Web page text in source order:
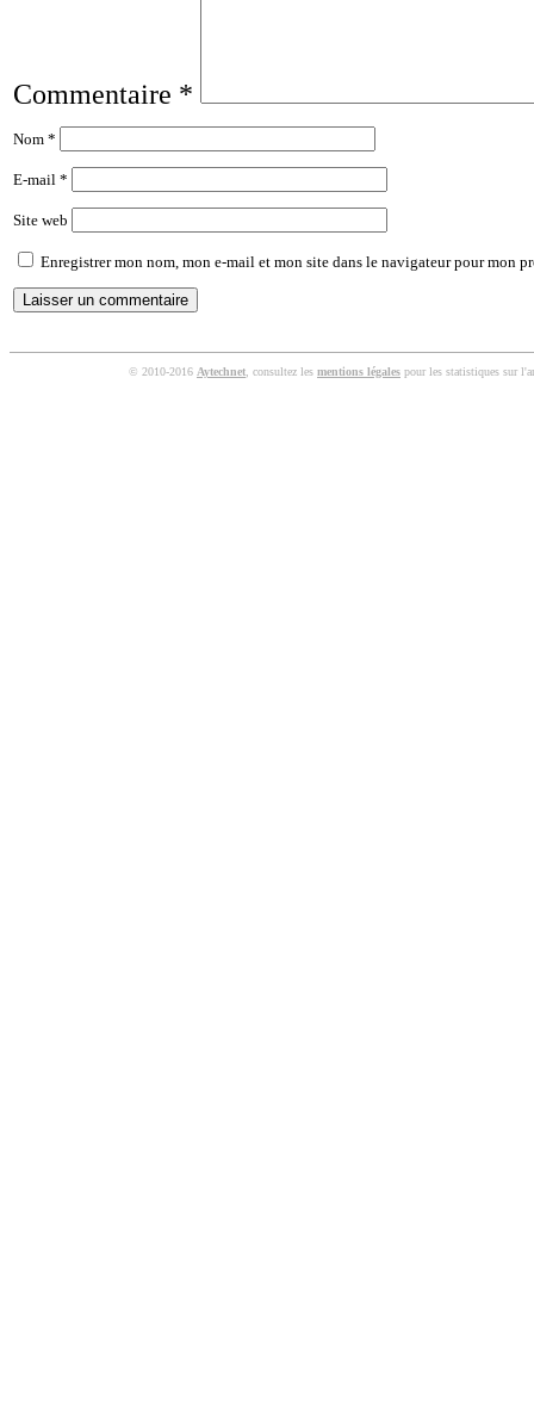
Commentaire *
Nom *
E-mail *
Site web
Enregistrer mon nom, mon e-mail et mon site dans le navigateur pour mon
© 2010-2016 Aytechnet , consultez les mentions légales pour les statistiques sur